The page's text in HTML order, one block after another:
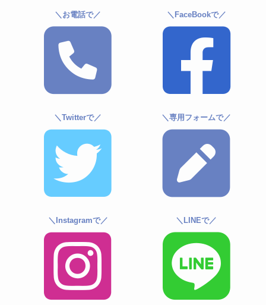
＼お電話で／ ＼FaceBookで／
＼Twitterで／ ＼専用フォームで／
＼Instagramで／ ＼LINEで／